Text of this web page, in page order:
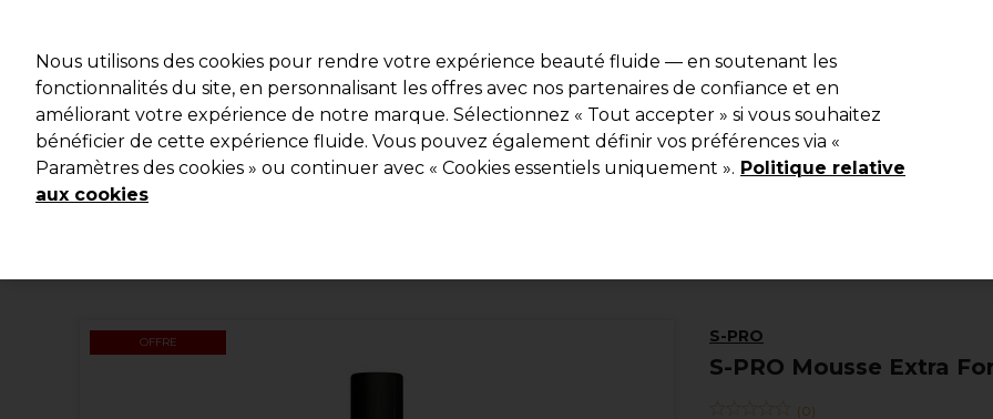
Rechercher
Marques
Bons plans Coiffure Electro et Matériel Equipement de salon Beauté Hommes
Livraison et délais
S-PRO
S-PRO Mousse Extra
(0)
OFFRE
Nous utilisons des cookies pour rendre votre expérience beauté fluide — en soutenant les
fonctionnalités du site, en personnalisant les offres avec nos partenaires de confiance et en
améliorant votre expérience de notre marque. Sélectionnez « Tout accepter » si vous souhaitez
bénéficier de cette expérience fluide. Vous pouvez également définir vos préférences via «
Paramètres des cookies » ou continuer avec « Cookies essentiels uniquement ». Politique relative
aux cookies